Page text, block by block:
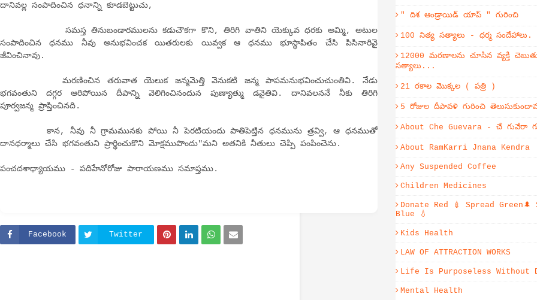
దానివల్ల సంపాదించిన ధనాన్ని కూడబెట్టుచు,
సమస్త తినుబండారములను కడుచౌకగా కొని, తిరిగి వాతిని యెక్కువ ధరకు అమ్మి, అటుల
సంపాదించిన ధనము నీవు అనుభవించక యితరులకు యివ్వక ఆ ధనము భూస్థాపితం చేసి పిసినారివై
జీవించినావు.
మరణించిన తరువాత యెలుక జన్మమెత్తి వెనుకటి జన్మ పాపమనుభవించుచుంతివి. నేడు
భగవంతుని దగ్గర ఆరిపోయిన దీపాన్ని వెలిగించినందున పుణ్యాత్ము డవైతివి. దానివలననే నీకు తిరిగి
పూర్వజన్మ ప్రాప్తించినది.
కాన, నీవు నీ గ్రామమునకు పోయి నీ పెరటియందు పాతిపెట్తిన ధనమును త్రవ్వి, ఆ ధనముతో
దానధర్మాలు చేసి భగవంతుని ప్రార్థించుకొని మోక్షముపొందు"మని అతనికి నీతులు చెప్పి పంపించెను.
పంచదశాధ్యాయము - పదిహేనోరోజు పారాయణము సమాప్తము.
Facebook Twitter
" దిశ ఆండ్రాయిడ్ యాప్ " గురించి
100 నిత్య సత్యాలు - ధర్మ సందేహాలు.
12000 మరణాలను చూసిన వ్యక్తి
సత్యాలు...
21 రకాల మొక్కల ( పత్రి )
5 రోజుల దీపావళి గురించి
About Che Guevara - చే గువేరా
About RamKarri Jnana Kendra
Any Suspended Coffee
Children Medicines
Donate Red 💉 Spread Green🌲
Blue 💧
Kids Health
LAW OF ATTRACTION WORKS
Life Is Purposeless Without
Mental Health